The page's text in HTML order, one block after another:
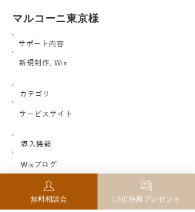
マルコーニ東京様
サポート内容
新規制作, Wix
カテゴリ
サービスサイト
導入機能
Wixブログ
サイトURL
無料相談会 LINE特典プレゼント